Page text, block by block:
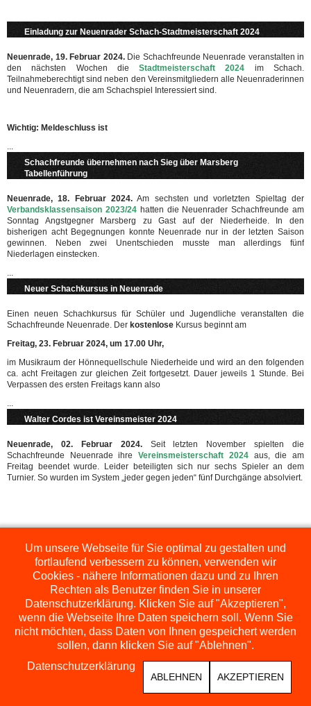
Einladung zur Neuenrader Schach-Stadtmeisterschaft 2024
Neuenrade, 19. Februar 2024.Die Schachfreunde Neuenrade veranstalten in
den nächsten Wochen dieStadtmeisterschaft 2024 im Schach.
Teilnahmeberechtigt sind neben den Vereinsmitgliedern alle Neuenraderinnen
und Neuenradern, die am Schachspiel Interessiert sind.
Wichtig: Meldeschluss ist
...
Schachfreunde übernehmen nach Sieg über Marsberg
Tabellenführung
Neuenrade, 18. Februar 2024. Am sechsten und vorletzten Spieltag der
Verbandsklassensaison 2023/24hatten die Neuenrader Schachfreunde am
Sonntag Angstgegner Marsberg zu Gast auf der Niederheide. In den
bisherigen acht Begegnungen konnte Neuenrade nur in der letzten Saison
gewinnen. Neben zwei Unentschieden musste man allerdings fünf
Niederlagen einstecken.
...
Neuer Schachkursus in Neuenrade
Einen neuen Schachkursus für Schüler und Jugendliche veranstalten die
Schachfreunde Neuenrade. Der kostenlose Kursus beginnt am
Freitag, 23. Februar 2024, um 17.00 Uhr,
im Musikraum der Hönnequellschule Niederheide und wird an den folgenden
ca. acht Freitagen zur gleichen Zeit fortgesetzt. Dauer jeweils 1 Stunde. Bei
Verpassen des ersten Freitags kann also
...
Walter Cordes ist Vereinsmeister 2024
Neuenrade, 02. Februar 2024.Seit letzten November spielten die
Schachfreunde Neuenrade ihreVereinsmeisterschaft 2024aus, die am
Freitag beendet wurde. Leider beteiligten sich nur sechs Spieler an dem
Turnier. So wurden im System „jeder gegen jeden“ fünf Durchgänge absolviert.
Zurück 10 Ende
COPYRIGHT © 2026 SCHACHFREUNDE NEUENRADE
Um unsere Webseite für Sie optimal zu gestalten und
fortlaufend verbessern zu können, verwenden wir
Cookies - nähere Informationen dazu und zu Ihren
Rechten als Benutzer finden Sie in unserer
Datenschutzerklärung. Klicken Sie auf "Akzeptieren",
wenn die Webseite Ihre Daten speichern soll. Wenn Sie
nicht möchten, dass Daten von Ihnen gespeichert werden
sollen, dann klicken Sie auf "Ablehnen".
AKZEPTIEREN
ABLEHNEN
Datenschutzerklärung